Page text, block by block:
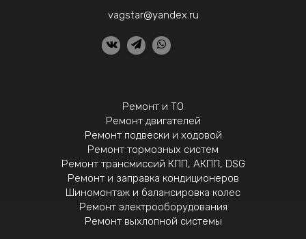
vagstar@yandex.ru
Ремонт и ТО
Ремонт двигателей
Ремонт подвески и ходовой
Ремонт тормозных систем
Ремонт трансмиссий КПП, АКПП, DSG
Ремонт и заправка кондиционеров
Шиномонтаж и балансировка колес
Ремонт электрооборудования
Ремонт выхлопной системы